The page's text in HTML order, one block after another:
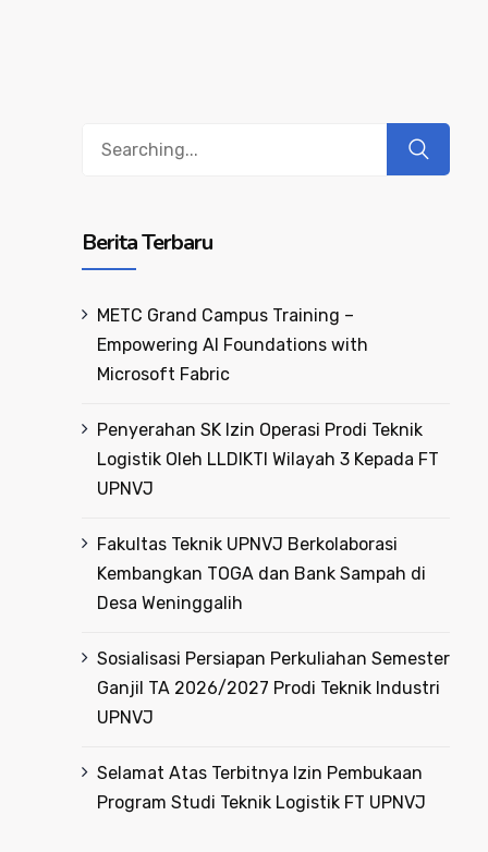
Berita Terbaru
METC Grand Campus Training –
Empowering AI Foundations with
Microsoft Fabric
Penyerahan SK Izin Operasi Prodi Teknik
Logistik Oleh LLDIKTI Wilayah 3 Kepada FT
UPNVJ
Fakultas Teknik UPNVJ Berkolaborasi
Kembangkan TOGA dan Bank Sampah di
Desa Weninggalih
Sosialisasi Persiapan Perkuliahan Semester
Ganjil TA 2026/2027 Prodi Teknik Industri
UPNVJ
Selamat Atas Terbitnya Izin Pembukaan
Program Studi Teknik Logistik FT UPNVJ